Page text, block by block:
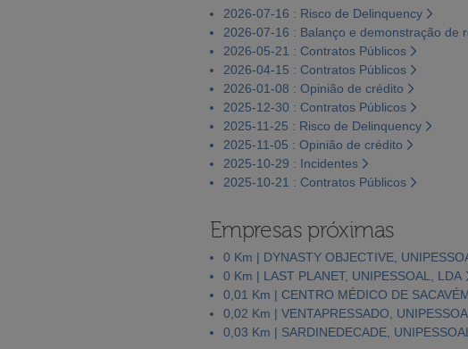
2026-07-16 : Risco de Delinquency
2026-07-16 : Balanço e demonstração de
2026-05-21 : Contratos Públicos
2026-04-15 : Contratos Públicos
2026-01-08 : Opinião de crédito
2025-12-30 : Contratos Públicos
2025-11-25 : Risco de Delinquency
2025-11-05 : Opinião de crédito
2025-10-29 : Incidentes
2025-10-21 : Contratos Públicos
Empresas próximas
0 Km | DYNASTY OBJECTIVE,
0 Km | LAST PLANET, UNIPESSOAL, LDA
0,01 Km | CENTRO MÉDICO DE
0,02 Km | VENTAPRESSADO,
0,03 Km | SARDINEDECADE,